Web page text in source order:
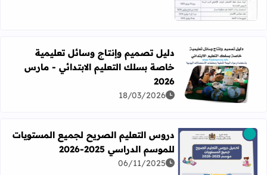
اقرأ المزيد عن دليل تصميم وإنتاج وسائل تعليمية خاصة بسلك
دليل تصميم وإنتاج وسائل تعليمية
خاصة بسلك التعليم الابتدائي - مارس
2026
18/03/2026
اقرأ المزيد عن دروس التعليم الصريح لجميع المستويات للموسم
دروس التعليم الصريح لجميع المستويات
للموسم الدراسي 2025-2026
06/11/2025